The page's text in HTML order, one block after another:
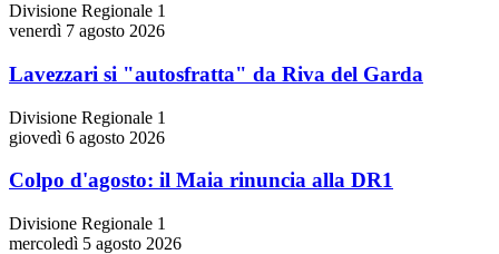
Divisione Regionale 1
venerdì 7 agosto 2026
Lavezzari si "autosfratta" da Riva del Garda
Divisione Regionale 1
giovedì 6 agosto 2026
Colpo d'agosto: il Maia rinuncia alla DR1
Divisione Regionale 1
mercoledì 5 agosto 2026